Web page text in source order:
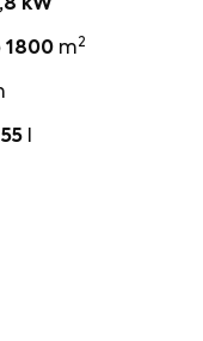
kW
1800 m2
55